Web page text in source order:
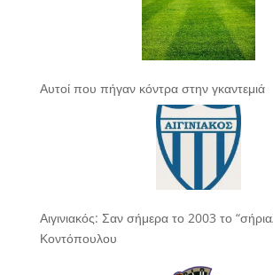
Αυτοί που πήγαν κόντρα στην γκαντεμιά
Αιγινιακός: Σαν σήμερα το 2003 το
Κοντόπουλου